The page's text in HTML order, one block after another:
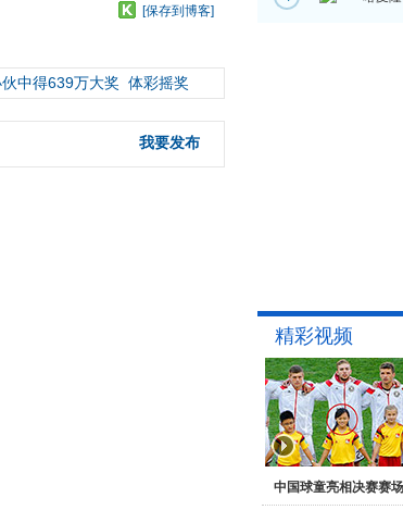
[保存到博客]
中得639万大奖 体彩摇奖
我要发布
精彩视频
中国球童亮相决赛赛场